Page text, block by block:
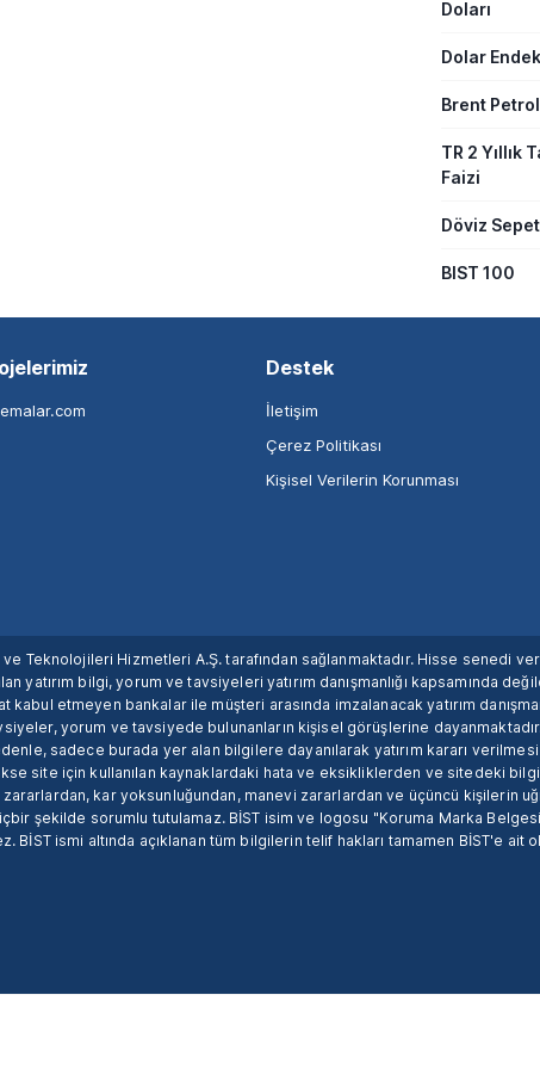
Doları
Dolar
Brent Petrol
TR 2 Yıllık
Faizi
Döviz
BIST 100
Destek
İletişim
Çerez Politikası
Kişisel Verilerin Korunması
ve Teknolojileri Hizmetleri A.Ş. tarafından sağlanmaktadır. Hisse senedi
bilgi, yorum ve tavsiyeleri yatırım danışmanlığı kapsamında
etmeyen bankalar ile müşteri arasında imzalanacak yatırım
yorum ve tavsiyede bulunanların kişisel görüşlerine
sadece burada yer alan bilgilere dayanılarak yatırım kararı
site için kullanılan kaynaklardaki hata ve eksikliklerden ve sitedeki
kar yoksunluğundan, manevi zararlardan ve üçüncü kişilerin
şekilde sorumlu tutulamaz. BİST isim ve logosu "Koruma Marka
BİST ismi altında açıklanan tüm bilgilerin telif hakları tamamen BİST'e ait